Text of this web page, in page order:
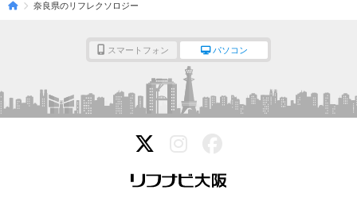
奈良県のリフレクソロジー
スマートフォン パソコン